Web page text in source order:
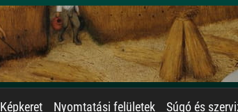
Képkeret Nyomtatási felületek Súgó és